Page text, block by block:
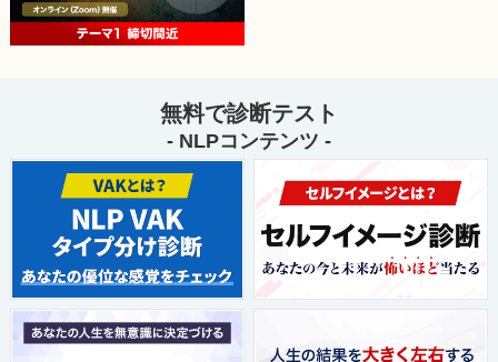
無料で診断テスト
- NLPコンテンツ -